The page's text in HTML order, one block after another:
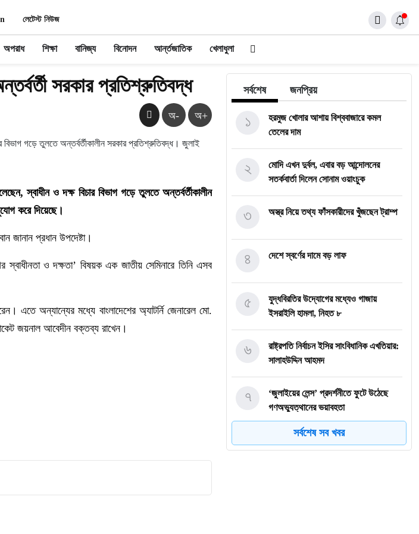
লেটেস্ট নিউজ
অপরাধ শিক্ষা বানিজ্য বিনোদন আর্ন্তজাতিক খেলাধুলা
সরকার প্রতিশ্রুতিবদ্ধ
অ- অ+
স্বাধীন ও দক্ষ বিচার বিভাগ গড়ে তুলতে অন্তর্বর্তীকালীন
করে দিয়েছে।
জানান প্রধান উপদেষ্টা।
স্বাধীনতা ও দক্ষতা’ বিষয়ক এক জাতীয় সেমিনারে তিনি এসব
এতে অন্যান্যের মধ্যে বাংলাদেশের অ্যাটর্নি জেনারেল মো.
জয়নাল আবেদীন বক্তব্য রাখেন।
সর্বশেষ জনপ্রিয়
হরমুজ খোলার আশায় বিশ্ববাজারে কমল
তেলের দাম
১
মোদি এখন দুর্বল, এবার বড় আন্দোলনের
সতর্কবার্তা দিলেন সোনাম ওয়াংচুক
২
অস্ত্র নিয়ে তথ্য ফাঁসকারীদের খুঁজছেন ট্রাম্প
৩
দেশে স্বর্ণের দামে বড় লাফ
৪
যুদ্ধবিরতির উদ্যোগের মধ্যেও গাজায়
ইসরাইলি হামলা, নিহত ৮
৫
রাষ্ট্রপতি নির্বাচন ইসির সাংবিধানিক এখতিয়ার:
সালাহউদ্দিন আহমদ
৬
‘জুলাইয়ের লেন্স’ প্রদর্শনীতে ফুটে উঠেছে
গণঅভ্যুত্থানের ভয়াবহতা
৭
৮
সর্বশেষ সব খবর